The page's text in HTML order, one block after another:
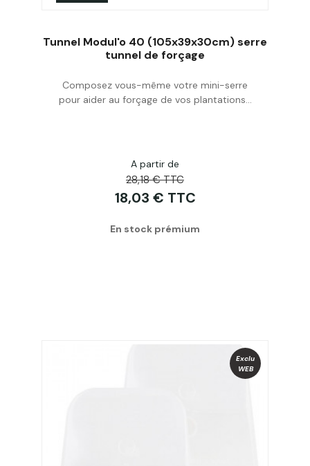
Acheter
Tunnel Modul'o 40 (105x39x30cm) serre
tunnel de forçage
Composez vous-même votre mini-serre
pour aider au forçage de vos plantations...
A partir de
28,18 € TTC
18,03 € TTC
En stock prémium
Exclu
WEB